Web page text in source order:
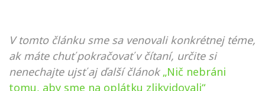
V tomto článku sme sa venovali konkrétnej téme,
ak máte chuť pokračovať v čítaní, určite si
nenechajte ujsť aj ďalší článok „Nič nebráni
tomu, aby sme na oplátku zlikvidovali“